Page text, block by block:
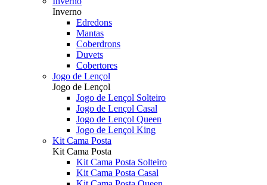
Inverno
Edredons
Mantas
Coberdrons
Duvets
Cobertores
Jogo de Lençol
Jogo de Lençol
Jogo de Lençol Solteiro
Jogo de Lençol Casal
Jogo de Lençol Queen
Jogo de Lençol King
Kit Cama Posta
Kit Cama Posta
Kit Cama Posta Solteiro
Kit Cama Posta Casal